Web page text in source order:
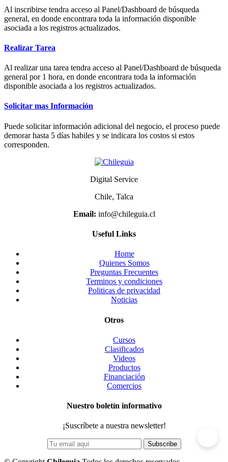
Al inscribirse tendra acceso al Panel/Dashboard de búsqueda
general, en donde encontrara toda la información disponible
asociada a los registros actualizados.
Realizar Tarea
Al realizar una tarea tendra acceso al Panel/Dashboard de búsqueda
general por 1 hora, en donde encontrara toda la información
disponible asociada a los registros actualizados.
Solicitar mas Información
Puede solicitar información adicional del negocio, el proceso puede
demorar hasta 5 días habiles y se indicara los costos si estos
corresponden.
Digital Service
Chile, Talca
Email: info@chileguia.cl
Useful Links
Home
Quienes Somos
Preguntas Frecuentes
Terminos y condiciones
Politicas de privacidad
Noticias
Otros
Cursos
Clasificados
Videos
Productos
Financiación
Comercios
Nuestro boletín informativo
¡Suscríbete a nuestra newsletter!